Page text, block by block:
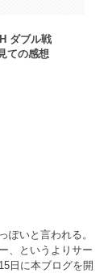
ダブル戦
ての感想
いと言われる。
、というよりサー
日に本ブログを開